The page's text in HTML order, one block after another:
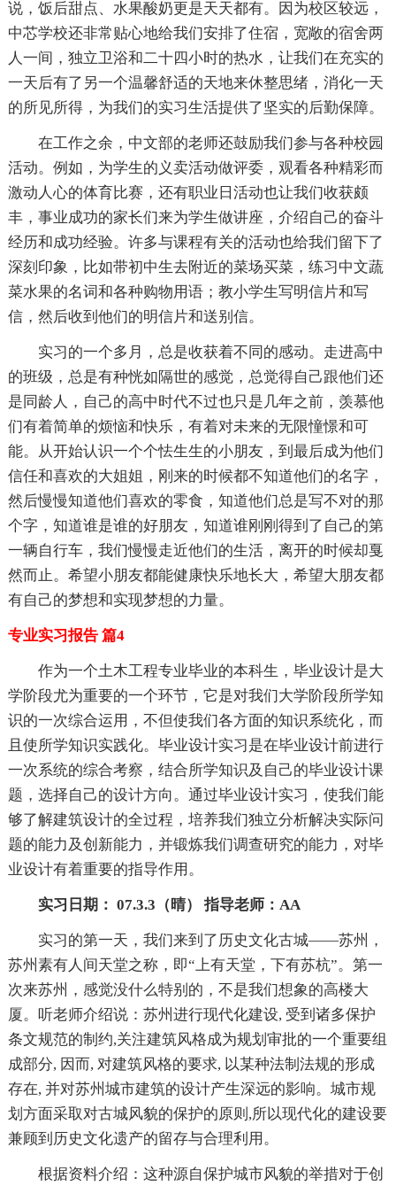
说，饭后甜点、水果酸奶更是天天都有。因为校区较远，
中芯学校还非常贴心地给我们安排了住宿，宽敞的宿舍两
人一间，独立卫浴和二十四小时的热水，让我们在充实的
一天后有了另一个温馨舒适的天地来休整思绪，消化一天
的所见所得，为我们的实习生活提供了坚实的后勤保障。
在工作之余，中文部的老师还鼓励我们参与各种校园
活动。例如，为学生的义卖活动做评委，观看各种精彩而
激动人心的体育比赛，还有职业日活动也让我们收获颇
丰，事业成功的家长们来为学生做讲座，介绍自己的奋斗
经历和成功经验。许多与课程有关的活动也给我们留下了
深刻印象，比如带初中生去附近的菜场买菜，练习中文蔬
菜水果的名词和各种购物用语；教小学生写明信片和写
信，然后收到他们的明信片和送别信。
实习的一个多月，总是收获着不同的感动。走进高中
的班级，总是有种恍如隔世的感觉，总觉得自己跟他们还
是同龄人，自己的高中时代不过也只是几年之前，羡慕他
们有着简单的烦恼和快乐，有着对未来的无限憧憬和可
能。从开始认识一个个怯生生的小朋友，到最后成为他们
信任和喜欢的大姐姐，刚来的时候都不知道他们的名字，
然后慢慢知道他们喜欢的零食，知道他们总是写不对的那
个字，知道谁是谁的好朋友，知道谁刚刚得到了自己的第
一辆自行车，我们慢慢走近他们的生活，离开的时候却戛
然而止。希望小朋友都能健康快乐地长大，希望大朋友都
有自己的梦想和实现梦想的力量。
专业实习报告 篇4
作为一个土木工程专业毕业的本科生，毕业设计是大
学阶段尤为重要的一个环节，它是对我们大学阶段所学知
识的一次综合运用，不但使我们各方面的知识系统化，而
且使所学知识实践化。毕业设计实习是在毕业设计前进行
一次系统的综合考察，结合所学知识及自己的毕业设计课
题，选择自己的设计方向。通过毕业设计实习，使我们能
够了解建筑设计的全过程，培养我们独立分析解决实际问
题的能力及创新能力，并锻炼我们调查研究的能力，对毕
业设计有着重要的指导作用。
实习日期： 07.3.3（晴） 指导老师：AA
实习的第一天，我们来到了历史文化古城——苏州，
苏州素有人间天堂之称，即“上有天堂，下有苏杭”。第一
次来苏州，感觉没什么特别的，不是我们想象的高楼大
厦。听老师介绍说：苏州进行现代化建设, 受到诸多保护
条文规范的制约,关注建筑风格成为规划审批的一个重要组
成部分, 因而, 对建筑风格的要求, 以某种法制法规的形成
存在, 并对苏州城市建筑的设计产生深远的影响。城市规
划方面采取对古城风貌的保护的原则,所以现代化的建设要
兼顾到历史文化遗产的留存与合理利用。
根据资料介绍：这种源自保护城市风貌的举措对于创